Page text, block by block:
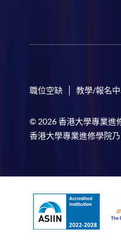
職位空缺 教學/報名
© 2026 香港大學專業進
香港大學專業進修學院